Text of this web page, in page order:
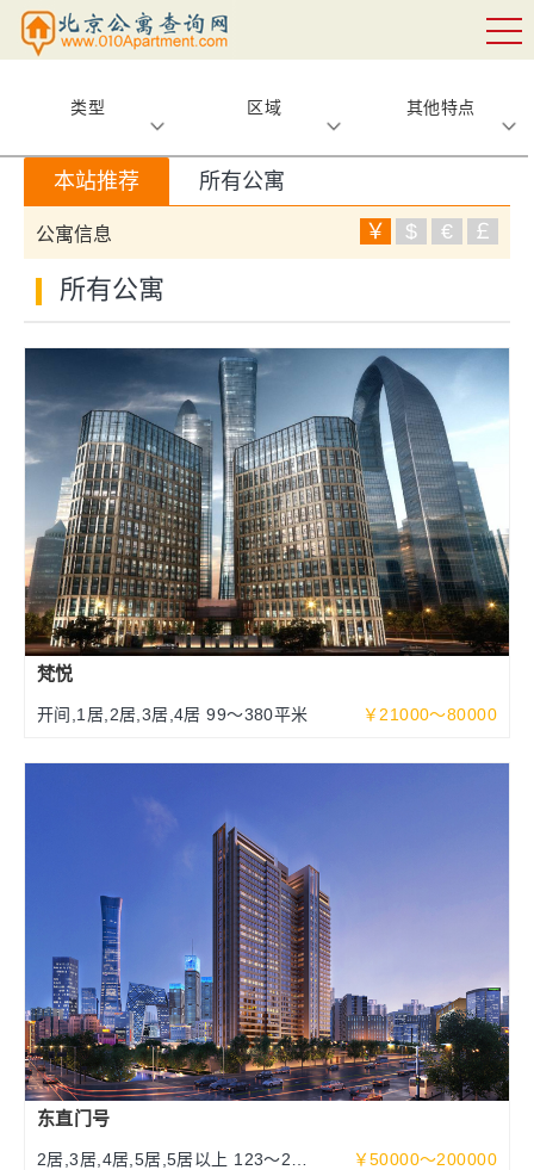
类型 区域 其他特点
本站推荐 所有公寓
公寓信息 ￥ $ € ￡
所有公寓
梵悦
开间,1居,2居,3居,4居 99～380平米 ￥21000～80000
东直门号
2居,3居,4居,5居,5居以上 123～252
￥50000～200000